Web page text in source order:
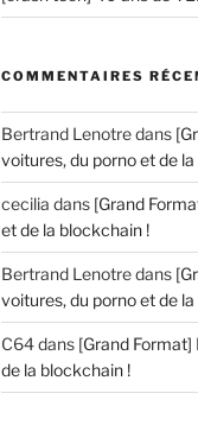
COMMENTAIRES
Bertrand Lenotredans
voitures, du porno et de
cecilia dans [Grand
et de la blockchain !
Bertrand Lenotredans
voitures, du porno et de
C64dans [Grand Format]
de la blockchain !